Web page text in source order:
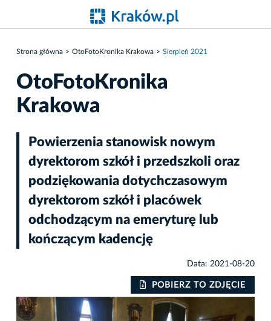
Strona główna OtoFotoKronika Krakowa Sierpień 2021
OtoFotoKronika
Krakowa
Powierzenia stanowisk nowym
dyrektorom szkół i przedszkoli oraz
podziękowania dotychczasowym
dyrektorom szkół i placówek
odchodzącym na emeryturę lub
kończącym kadencję
Data: 2021-08-20
POBIERZ TO ZDJĘCIE